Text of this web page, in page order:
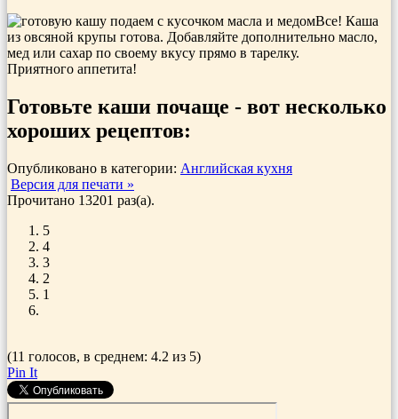
Все! Каша
из овсяной крупы готова. Добавляйте дополнительно масло,
мед или сахар по своему вкусу прямо в тарелку.
Приятного аппетита!
Готовьте каши почаще - вот несколько
хороших рецептов:
Опубликовано в категории: Английская кухня
Версия для печати »
Прочитано 13201 раз(a).
5
4
3
2
1
(11 голосов, в среднем: 4.2 из 5)
Pin It